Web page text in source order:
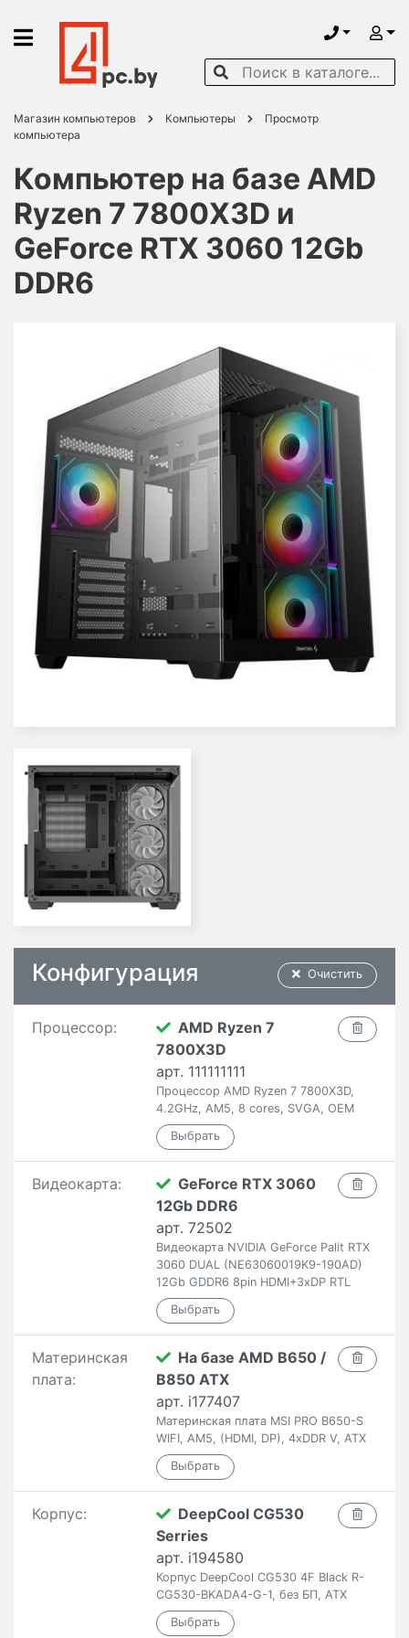
Магазин компьютеров Компьютеры
Просмотр
компьютера
Компьютер на базе AMD
Ryzen 7 7800X3D и
GeForce RTX 3060 12Gb
DDR6
Очистить
Конфигурация
Процессор:
AMD Ryzen 7
7800X3D
арт. 111111111
Процессор AMD Ryzen 7 7800X3D,
4.2GHz, AM5, 8 cores, SVGA, OEM
Видеокарта:
GeForce RTX 3060
12Gb DDR6
арт. 72502
Видеокарта NVIDIA GeForce Palit RTX
3060 DUAL (NE63060019K9-190AD)
12Gb GDDR6 8pin HDMI+3xDP RTL
Материнская
плата:
На базе AMD B650 /
B850 ATX
арт. i177407
Материнская плата MSI PRO B650-S
WIFI, AM5, (HDMI, DP), 4xDDR V, ATX
Корпус:
DeepCool CG530
Serries
арт. i194580
Корпус DeepCool CG530 4F Black R-
CG530-BKADA4-G-1, без БП, ATX